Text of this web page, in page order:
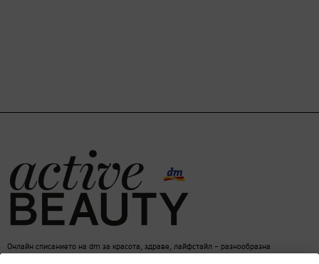
Онлайн списанието на dm за красота, здраве, лайфстайл – разнообразна